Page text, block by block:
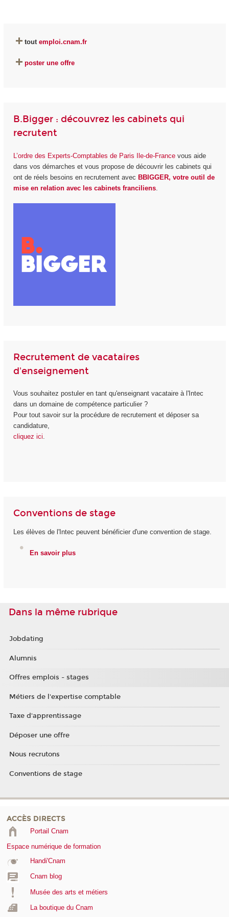
tout emploi.cnam.fr
poster une offre
B.Bigger : découvrez les cabinets qui
recrutent
L’ordre des Experts-Comptables de Paris Ile-de-Francevous aide
dans vos démarches et vous propose de découvrir les cabinets qui
ont de réels besoins en recrutement avec BBIGGER, votre outil de
mise en relation avec les cabinets franciliens.
Recrutement de vacataires
d'enseignement
Vous souhaitez postuler en tant qu'enseignant vacataire à l'Intec
dans un domaine de compétence particulier ?
Pour tout savoir sur la procédure de recrutement et déposer sa
candidature,
cliquez ici.
Conventions de stage
Les élèves de l'Intec peuvent bénéficier d'une convention de stage.
En savoir plus
Dans la même rubrique
Jobdating
Alumnis
Offres emplois - stages
Métiers de l'expertise comptable
Taxe d'apprentissage
Déposer une offre
Nous recrutons
Conventions de stage
ACCÈS DIRECTS
Portail Cnam
Espace numérique de formation
Handi'Cnam
Cnam blog
Musée des arts et métiers
La boutique du Cnam